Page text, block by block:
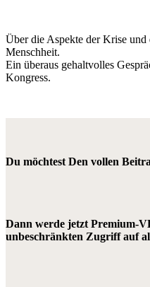
Über die Aspekte der Krise
Menschheit.
Ein überaus gehaltvolles
Kongress.
Du möchtest Den vollen
Dann werde jetzt Premium-
unbeschränkten Zugriff auf